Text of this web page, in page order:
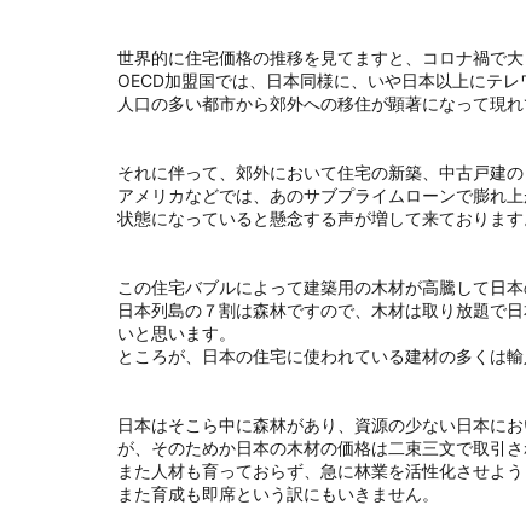
世界的に住宅価格の推移を見てますと、
コロナ禍で
OECD加盟国では、日本同様に、いや日本以上にテ
人口の多い都市から郊外への移住が顕著になって現れ
それに伴って、郊外において住宅の新築、 中古戸建
アメリカなどでは、あのサブプライムローンで膨れ
状態になっていると懸念する声が増して来ております
この住宅バブルによって建築用の木材が高騰して日
日本列島の７割は森林ですので、木材は取り放題で
いと思います。
ところが、日本の住宅に使われている建材の多くは輸
日本はそこら中に森林があり、資源の少ない日本に
が、 そのためか日本の木材の価格は二束三文で取引
また人材も育っておらず、急に林業を活性化させよ
また育成も即席という訳にもいきません。